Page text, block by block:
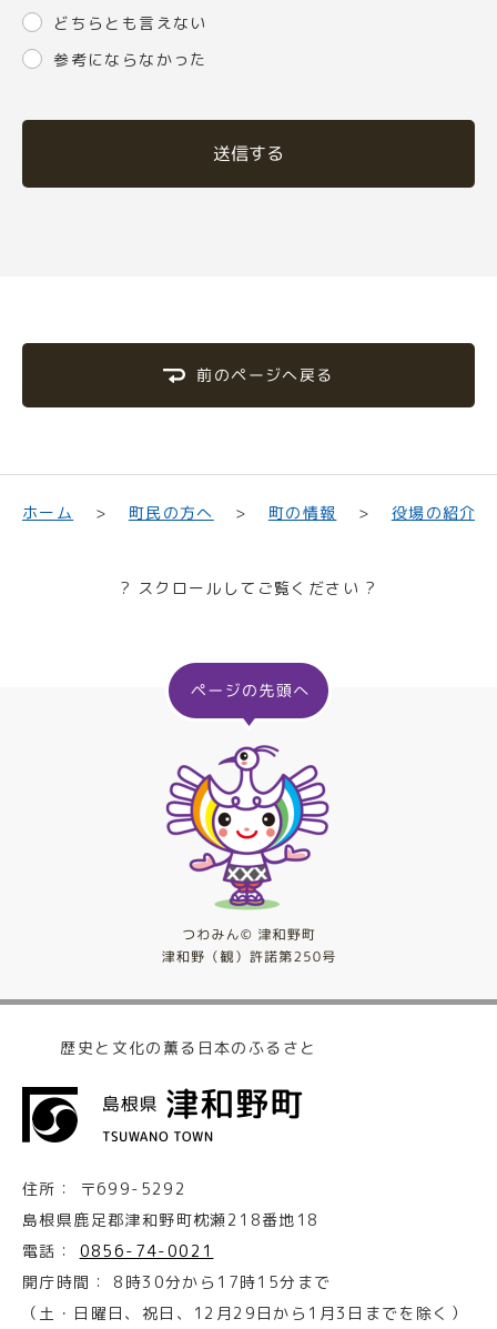
どちらとも言えない
参考にならなかった
送信する
前のページへ戻る
ホーム 町民の方へ 町の情報 役場の紹介
? スクロールしてご覧ください ?
歴史と文化の薫る日本のふるさと
住所：
〒699-5292
島根県鹿足郡津和野町枕瀬218番地18
電話：
0856-74-0021
開庁時間：
8時30分から17時15分まで
（土・日曜日、祝日、12月29日から1月3日までを除く）